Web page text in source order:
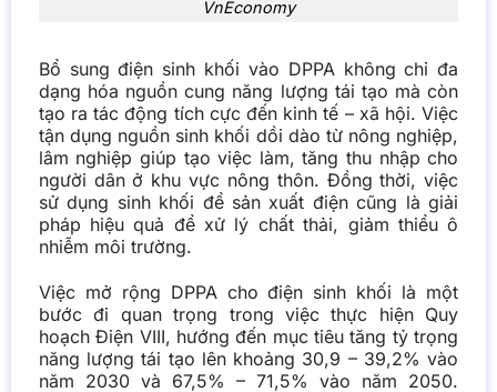
VnEconomy
Bổ sung điện sinh khối vào DPPA không chỉ đa
dạng hóa nguồn cung năng lượng tái tạo mà còn
tạo ra tác động tích cực đến kinh tế – xã hội. Việc
tận dụng nguồn sinh khối dồi dào từ nông nghiệp,
lâm nghiệp giúp tạo việc làm, tăng thu nhập cho
người dân ở khu vực nông thôn. Đồng thời, việc
sử dụng sinh khối để sản xuất điện cũng là giải
pháp hiệu quả để xử lý chất thải, giảm thiểu ô
nhiễm môi trường.
Việc mở rộng DPPA cho điện sinh khối là một
bước đi quan trọng trong việc thực hiện Quy
hoạch Điện VIII, hướng đến mục tiêu tăng tỷ trọng
năng lượng tái tạo lên khoảng 30,9 – 39,2% vào
năm 2030 và 67,5% – 71,5% vào năm 2050.